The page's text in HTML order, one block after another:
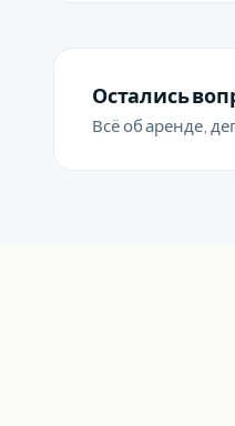
Остались
Всё об аренде,